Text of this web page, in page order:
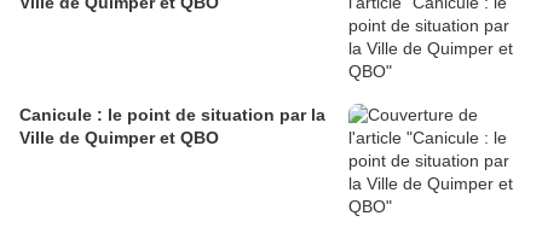
Canicule : le point de situation par la
Ville de Quimper et QBO